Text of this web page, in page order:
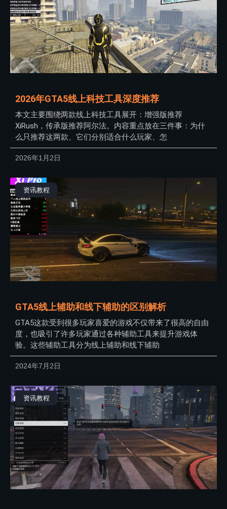
2026年GTA5线上科技工具深度推荐
本文主要围绕两款线上科技工具展开：增强版推荐
XiRush，传承版推荐阿尔法。内容重点放在三件事：为什
么只推荐这两款、它们分别适合什么玩家、怎
2026年1月2日
资讯教程
GTA5线上辅助和线下辅助的区别解析
GTA5这款受到很多玩家喜爱的游戏不仅带来了很高的自由
度，也吸引了许多玩家通过各种辅助工具来提升游戏体
验。这些辅助工具分为线上辅助和线下辅助
2024年7月2日
资讯教程